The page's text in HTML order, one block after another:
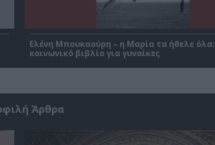
Ελένη Μπουκαούρη – η Μαρία τα ήθελε
κοινωνικό βιβλίο για γυναίκες
Άρθρα